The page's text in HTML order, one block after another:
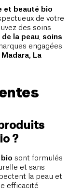
et beauté bio
de votre
des soins
la peau soins
engagées
La
?
bio sont formulés
et sans
la peau et
efficacité